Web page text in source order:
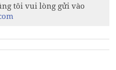
tôi vui lòng gửi vào